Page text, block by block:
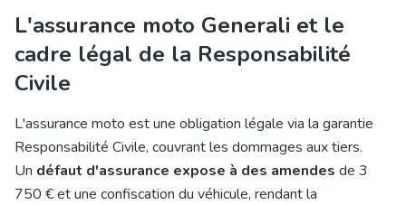
L'assurance moto Generali et le
cadre légal de la Responsabilité
Civile
L'assurance moto est une obligation légale via la garantie
Responsabilité Civile, couvrant les dommages aux tiers.
Un défaut d'assurance expose à des amendes de 3
750 € et une confiscation du véhicule, rendant la